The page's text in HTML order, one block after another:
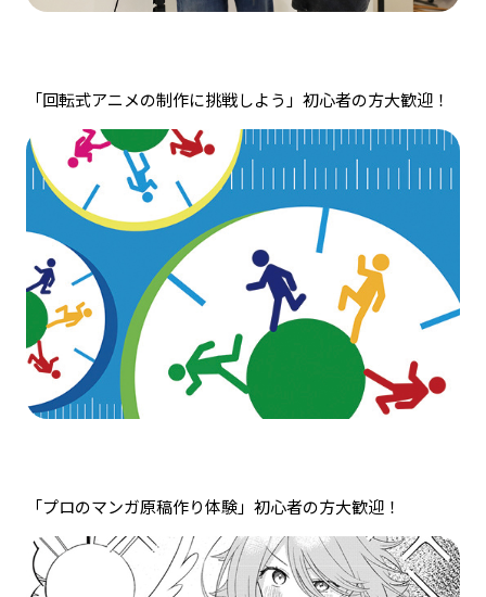
「回転式アニメの制作に挑戦しよう」初心者の方大歓迎！
「プロのマンガ原稿作り体験」初心者の方大歓迎！